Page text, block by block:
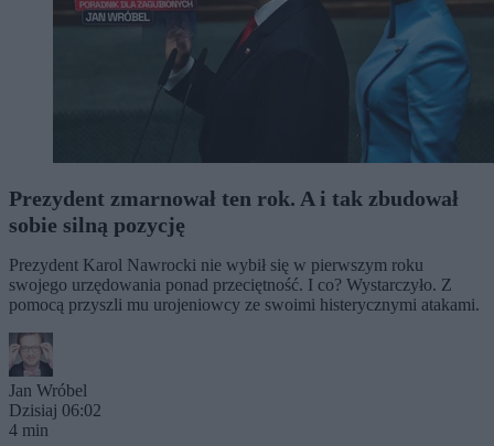
Prezydent zmarnował ten rok. A i tak zbudował
sobie silną pozycję
Prezydent Karol Nawrocki nie wybił się w pierwszym roku
swojego urzędowania ponad przeciętność. I co? Wystarczyło. Z
pomocą przyszli mu urojeniowcy ze swoimi histerycznymi atakami.
Jan Wróbel
Dzisiaj 06:02
4 min